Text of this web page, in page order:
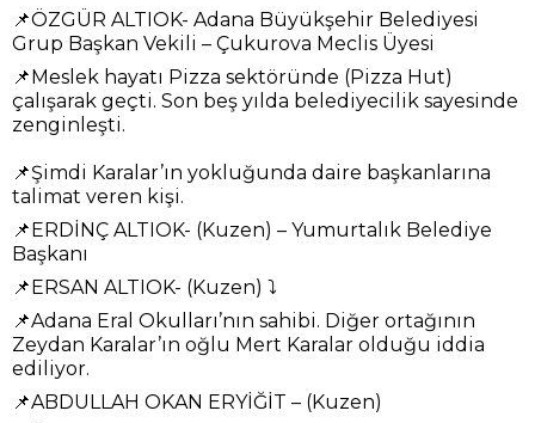
📌ÖZGÜR ALTIOK- Adana Büyükşehir Belediyesi
Grup Başkan Vekili – Çukurova Meclis Üyesi
📌Meslek hayatı Pizza sektöründe (Pizza Hut)
çalışarak geçti. Son beş yılda belediyecilik sayesinde
zenginleşti.
📌Şimdi Karalar’ın yokluğunda daire başkanlarına
talimat veren kişi.
📌ERDİNÇ ALTIOK- (Kuzen) – Yumurtalık Belediye
Başkanı
📌ERSAN ALTIOK- (Kuzen) ⤵️
📌Adana Eral Okulları’nın sahibi. Diğer ortağının
Zeydan Karalar’ın oğlu Mert Karalar olduğu iddia
ediliyor.
📌ABDULLAH OKAN ERYİĞİT – (Kuzen)